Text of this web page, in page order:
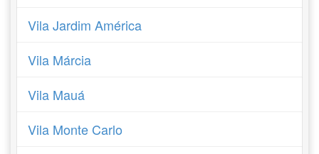
Vila Jardim América
Vila Márcia
Vila Mauá
Vila Monte Carlo